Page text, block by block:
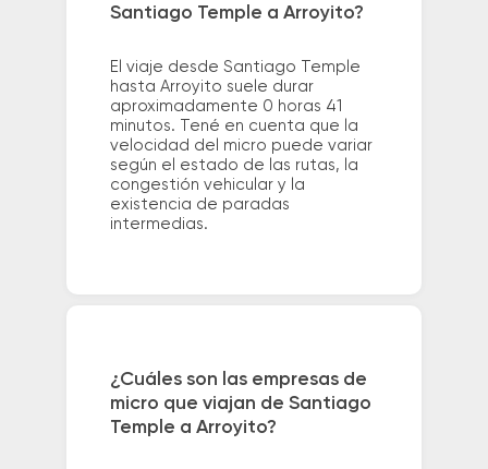
Santiago Temple a Arroyito?
El viaje desde Santiago Temple
hasta Arroyito suele durar
aproximadamente 0 horas 41
minutos. Tené en cuenta que la
velocidad del micro puede variar
según el estado de las rutas, la
congestión vehicular y la
existencia de paradas
intermedias.
¿Cuáles son las empresas de
micro que viajan de Santiago
Temple a Arroyito?